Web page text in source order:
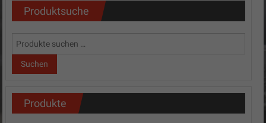
Produktsuche
Suchen
Suchen
Produkte